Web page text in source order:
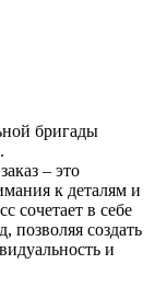
бригады
– это
к деталям и
сочетает в себе
позволяя создать
и